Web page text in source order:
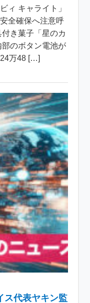
ィ キャライト」
全確保へ注意呼
き菓子「星のカ
のボタン電池が
万48 […]
ス代表ヤキン監